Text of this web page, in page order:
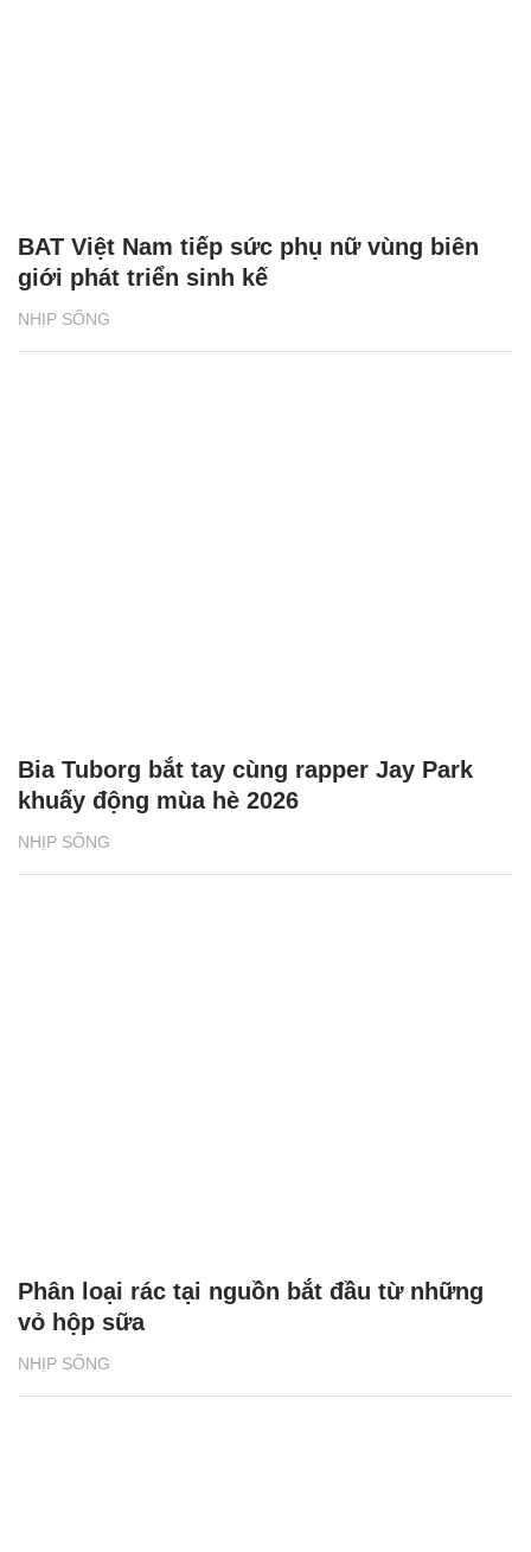
NHỊP SỐNG
BAT Việt Nam tiếp sức phụ nữ vùng biên
giới phát triển sinh kế
NHỊP SỐNG
Bia Tuborg bắt tay cùng rapper Jay Park
khuấy động mùa hè 2026
NHỊP SỐNG
Phân loại rác tại nguồn bắt đầu từ những
vỏ hộp sữa